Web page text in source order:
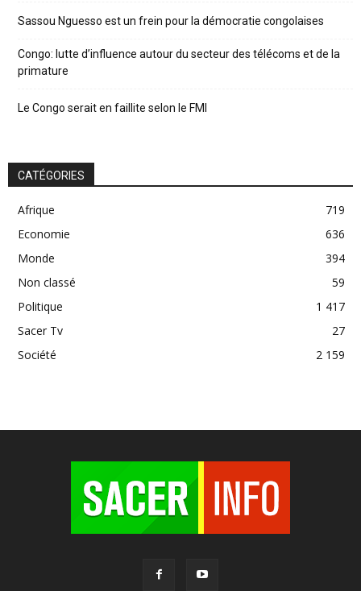
Sassou Nguesso est un frein pour la démocratie congolaises
Congo: lutte d’influence autour du secteur des télécoms et de la
primature
Le Congo serait en faillite selon le FMI
CATÉGORIES
Afrique
719
Economie
636
Monde
394
Non classé
59
Politique
1 417
Sacer Tv
27
Société
2 159